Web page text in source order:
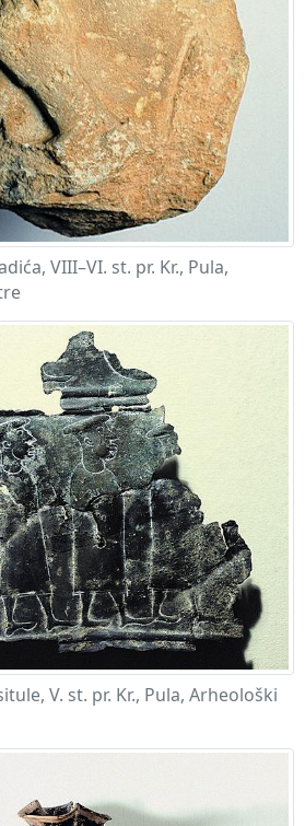
VIII–VI. st. pr. Kr., Pula,
V. st. pr. Kr., Pula, Arheološki